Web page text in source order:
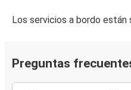
Valença do
Quarteira
Valença do
Los servicios a bordo están
Preguntas